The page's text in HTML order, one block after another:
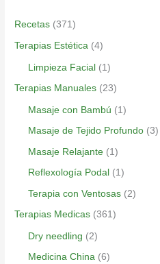
Recetas (371)
Terapias Estética (4)
Limpieza Facial (1)
Terapias Manuales (23)
Masaje con Bambú (1)
Masaje de Tejido Profundo (3)
Masaje Relajante (1)
Reflexología Podal (1)
Terapia con Ventosas (2)
Terapias Medicas (361)
Dry needling (2)
Medicina China (6)